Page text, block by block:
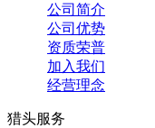
公司简介
公司优势
资质荣普
加入我们
经营理念
猎头服务